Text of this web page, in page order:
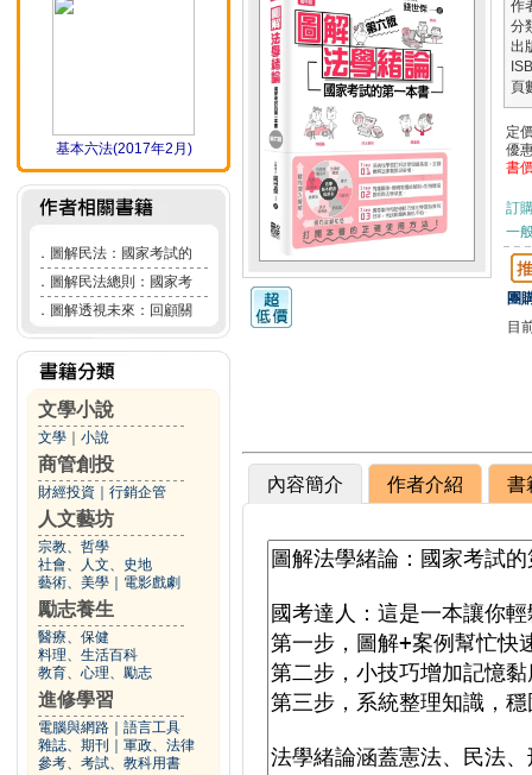
基本六法(2017年2月)
． 圖解民法：國家考試的
． 圖解民法總則：國家考
． 圖解透視未來：回顧關
文學小說
文學 小說
商管創投
財經投資 行銷企管
人文藝坊
宗教、哲學
社會、人文、史地
藝術、美學
電影戲劇
勵志養生
醫療、保健
料理、生活百科
教育、心理、勵志
進修學習
電腦與網路
語言工具
雜誌、期刊
軍政、法律
參考、考試、教科用書
作
分
出
頁
定
優
書
訂
一
團
目
內容簡介 作者介紹 書